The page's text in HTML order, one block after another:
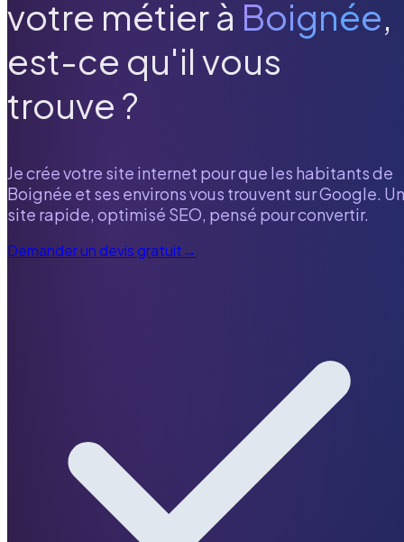
votre métier à Boignée,
est-ce qu'il vous
trouve ?
Je crée votre site internet pour que les habitants de
Boignée et ses environs vous trouvent sur Google. Un
site rapide, optimisé SEO, pensé pour convertir.
Demander un devis gratuit→